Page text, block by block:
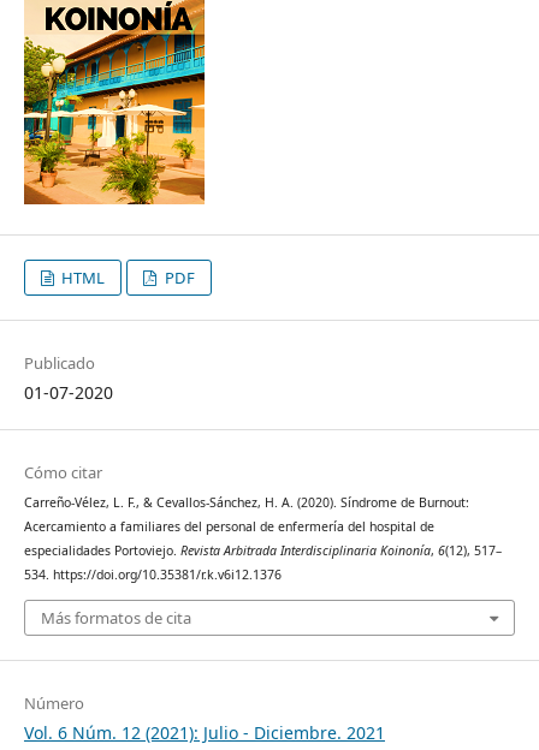
HTML PDF
Publicado
01-07-2020
Cómo citar
Carreño-Vélez, L. F., & Cevallos-Sánchez, H. A. (2020). Síndrome de Burnout:
Acercamiento a familiares del personal de enfermería del hospital de
especialidades Portoviejo. Revista Arbitrada Interdisciplinaria Koinonía, 6(12), 517–
534. https://doi.org/10.35381/r.k.v6i12.1376
Más formatos de cita
Número
Vol. 6 Núm. 12 (2021): Julio - Diciembre. 2021